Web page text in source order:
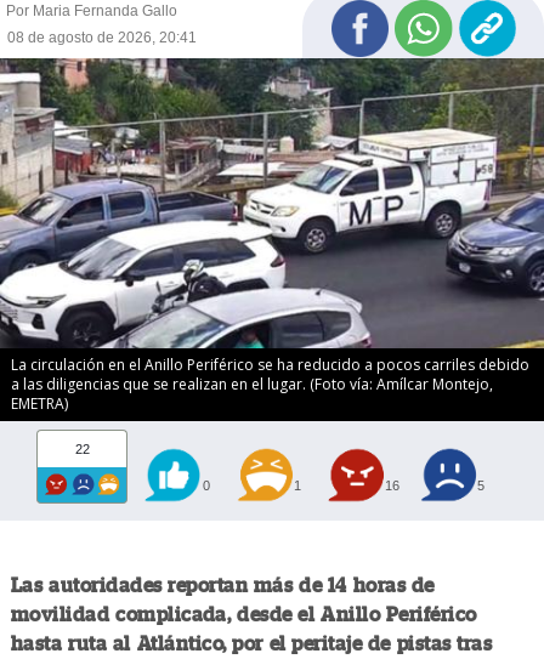
Por Maria Fernanda Gallo
08 de agosto de 2026, 20:41
La circulación en el Anillo Periférico se ha reducido a pocos carriles debido
a las diligencias que se realizan en el lugar. (Foto vía: Amílcar Montejo,
EMETRA)
22
0 1 16 5
Las autoridades reportan más de 14 horas de
movilidad complicada, desde el Anillo Periférico
hasta ruta al Atlántico, por el peritaje de pistas tras